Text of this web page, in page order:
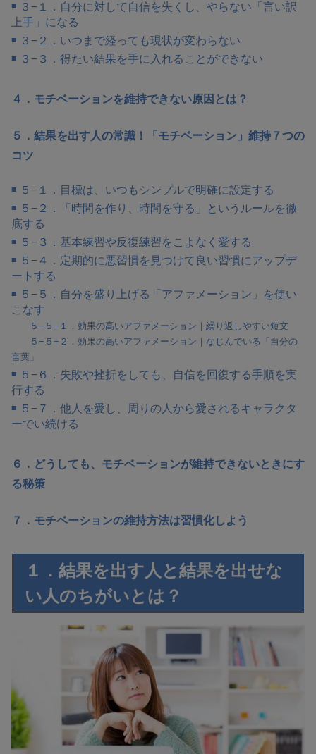
３−１．自分に対して自信を失くし、やらない「言い訳
上手」になる
３−２．いつまで経っても現状が変わらない
３−３．得たい結果を手に入れることができない
４．モチベーションを維持できない原因とは？
５．結果を出す人の常識！「モチベーション」維持７つの
コツ
５−１．目標は、いつもシンプルで明確に設定する
５−２．「時間を作り、時間を守る」というルールを徹
底する
５−３．基本練習や反復練習をこよなく愛する
５−４．定期的に悪習慣を見つけて良い習慣にアップデ
ートする
５−５．自分を盛り上げる「アファメーション」を使い
こなす
５−５−１．効果の高いアファメーション｜繰り返しやすい短文
５−５−２．効果の高いアファメーション｜なじんでいる「自分の
言葉」
５−６．失敗や挫折をしても、自信を回復する手順を実
行する
５−７．他人を愛し、周りの人から愛されるキャラクタ
ーでい続ける
６．どうしても、モチベーションが維持できないときにす
る秘策
７．モチベーションの維持方法は習慣化しよう
１．結果を出す人と結果を出せな
い人のちがいとは？